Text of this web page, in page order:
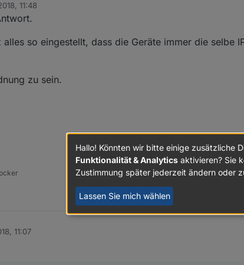
11:48
so eingestellt, dass die Geräte immer die selbe
zu sein.
11:07
Hallo! Könnten wir bitte einige zusätzliche
Funktionalität & Analytics aktivieren? Sie
Zustimmung später jederzeit ändern oder
Lassen Sie mich wählen